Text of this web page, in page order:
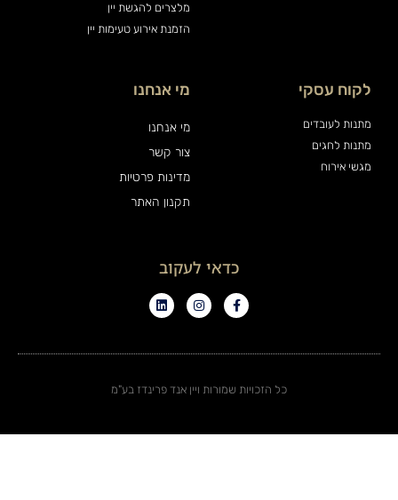
מלצרים להגשת יין
הזמנת אירוע טעימות יין
לקוח עסקי
מתנות לעובדים
מתנות לחגים
מגשי אירוח
מי אנחנו
מי אנחנו
צור קשר
מדינות פרטיות
תקנון האתר
כדאי לעקוב
כל הזכויות שמורות ויין אנד פרינדז בע"מ